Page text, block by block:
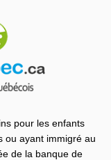
pour les enfants
ou ayant immigré au
de la banque de